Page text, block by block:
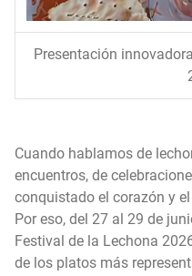
Presentación
Cuando hablamos de
encuentros, de
conquistado el corazón y
Por eso, del 27 al 29 de
Festival de la Lechona
de los platos más